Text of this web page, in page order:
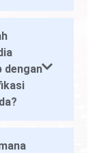
dengan